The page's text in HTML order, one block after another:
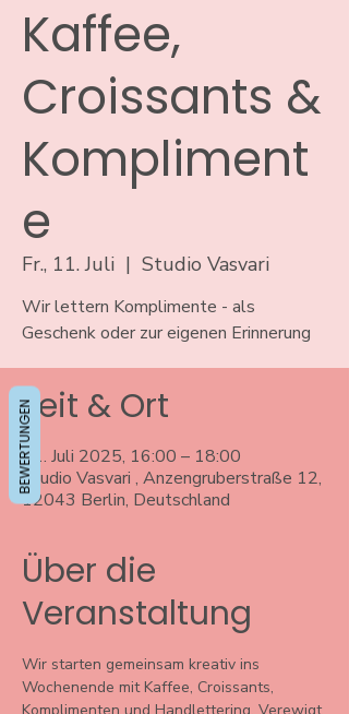
Kaffee,
Croissants &
Kompliment
e
Fr., 11. Juli
  |
Studio Vasvari
Wir lettern Komplimente - als
Geschenk oder zur eigenen Erinnerung
Zeit & Ort
11. Juli 2025, 16:00 – 18:00
Studio Vasvari , Anzengruberstraße 12,
12043 Berlin, Deutschland
Über die
Veranstaltung
Wir starten gemeinsam kreativ ins
Wochenende mit Kaffee, Croissants,
BEWERTUNGEN